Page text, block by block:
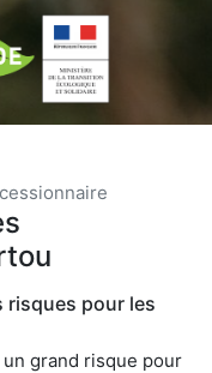
risques pour les
grand risque pour